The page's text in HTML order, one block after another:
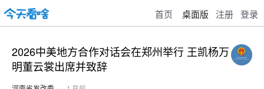
首页 桌面版 注册 登录
2026中美地方合作对话会在郑州举行 王凯杨万
明董云裳出席并致辞